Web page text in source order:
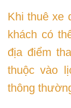
Khi thuê xe
khách có
địa điểm
thuộc vào
thông